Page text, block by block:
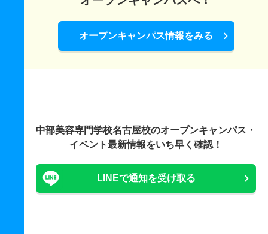
オープンキャンパス情報をみる
中部美容専門学校名古屋校のオープンキャンパス・
イベント最新情報をいち早く確認！
LINEで通知を受け取る